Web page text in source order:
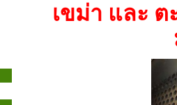
เขม่า และ ต